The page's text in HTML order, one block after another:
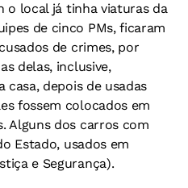
o local já tinha viaturas da
de cinco PMs, ficaram
de crimes, por
delas, inclusive,
casa, depois de usadas
fossem colocados em
Alguns dos carros com
Estado, usados em
e Segurança).